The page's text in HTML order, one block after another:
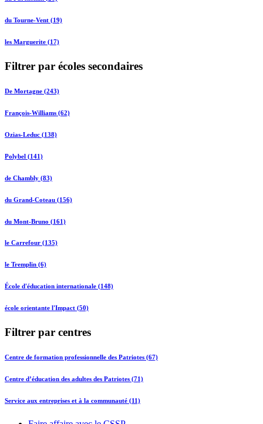
du Tourne-Vent (19)
les Marguerite (17)
Filtrer par écoles secondaires
De Mortagne (243)
François-Williams (62)
Ozias-Leduc (138)
Polybel (141)
de Chambly (83)
du Grand-Coteau (156)
du Mont-Bruno (161)
le Carrefour (135)
le Tremplin (6)
École d'éducation internationale (148)
école orientante l'Impact (50)
Filtrer par centres
Centre de formation professionnelle des Patriotes (67)
Centre d’éducation des adultes des Patriotes (71)
Service aux entreprises et à la communauté (11)